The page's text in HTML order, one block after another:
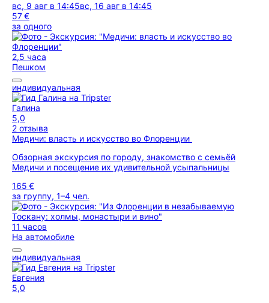
вс, 9 авг в 14:45вс, 16 авг в 14:45
57 €
за одного
2,5 часа
Пешком
индивидуальная
Галина
5,0
2 отзыва
Медичи: власть и искусство во Флоренции
Обзорная экскурсия по городу, знакомство с семьёй
Медичи и посещение их удивительной усыпальницы
165 €
за группу, 1–4 чел.
11 часов
На автомобиле
индивидуальная
Евгения
5,0